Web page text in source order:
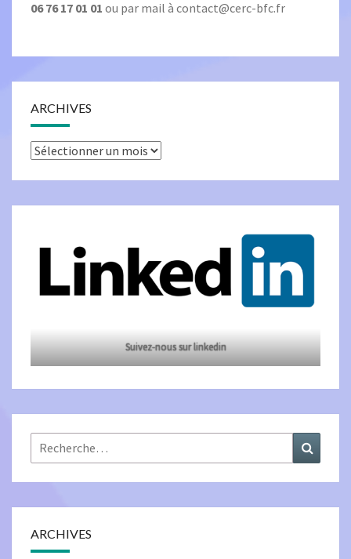
06 76 17 01 01 ou par mail à contact@cerc-bfc.fr
ARCHIVES
Archives
Suivez-nous sur linkedin
Rechercher :
ARCHIVES